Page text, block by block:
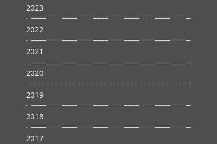
2023
2022
2021
2020
2019
2018
2017